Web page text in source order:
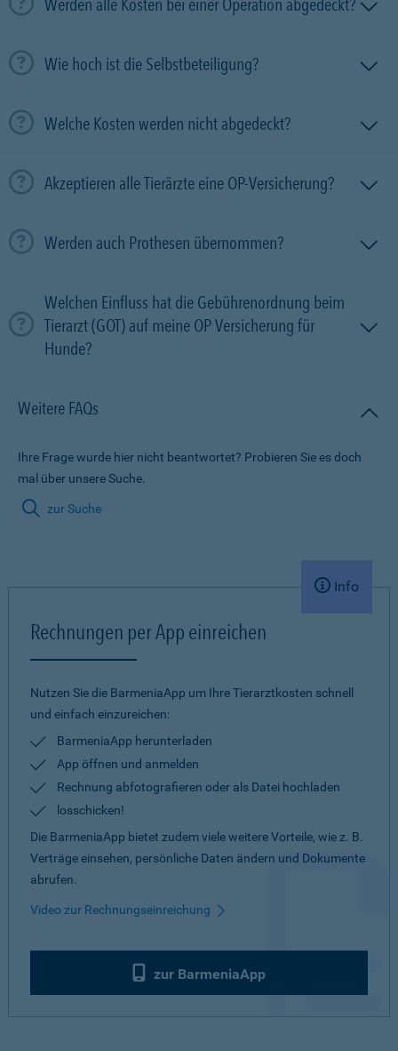
Werden alle Kosten bei einer Operation abgedeckt?
Wie hoch ist die Selbstbeteiligung?
Welche Kosten werden nicht abgedeckt?
Akzeptieren alle Tierärzte eine OP-Versicherung?
Werden auch Prothesen übernommen?
Welchen Einfluss hat die Gebührenordnung beim
Tierarzt (GOT) auf meine OP Versicherung für
Hunde?
Weitere FAQs
Ihre Frage wurde hier nicht beantwortet? Probieren Sie es doch
mal über unsere Suche.
zur Suche
Info
Rechnungen per App einreichen
Nutzen Sie die BarmeniaApp um Ihre Tierarztkosten schnell
und einfach einzureichen:
BarmeniaApp herunterladen
App öffnen und anmelden
Rechnung abfotografieren oder als Datei hochladen
losschicken!
Die BarmeniaApp bietet zudem viele weitere Vorteile, wie z. B.
Verträge einsehen, persönliche Daten ändern und Dokumente
abrufen.
Video zur Rechnungseinreichung
zur BarmeniaApp